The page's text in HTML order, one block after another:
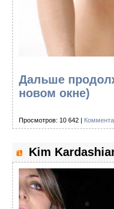
Дальше
новом окне)
Просмотров: 10 642 |
Kim